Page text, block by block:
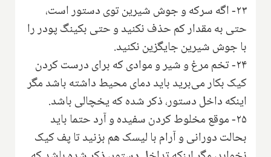
۲۳- اگه سرکه و جوش شیرین توی دستور است،
حتی به مقدار کم حذف نکنید و حتی بکینگ پودر را
با جوش شیرین جایگزین نکنید.
۲۴- تخم مرغ و شیر و موادی که برای درست کردن
کیک بکار می‌برید باید دمای محیط داشته باشد مگر
اینکه داخل دستور، ذکر شده که یخچالی باشد.
۲۵- موقع مخلوط کردن سفیده و آرد حتما باید
بحالت دورانی و آرام با لیسک هم بزنید تا پف کیک